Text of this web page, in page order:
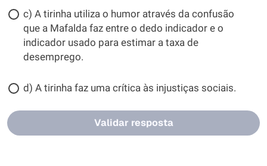
c) A tirinha utiliza o humor através da confusão
que a Mafalda faz entre o dedo indicador e o
indicador usado para estimar a taxa de
desemprego.
d) A tirinha faz uma crítica às injustiças sociais.
Validar resposta